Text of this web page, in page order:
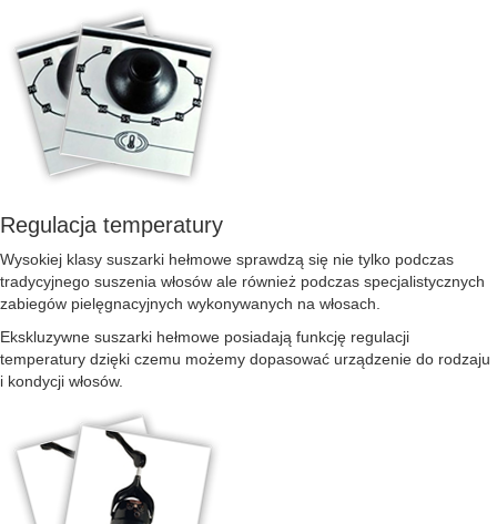
Regulacja temperatury
Wysokiej klasy suszarki hełmowe sprawdzą się nie tylko podczas
tradycyjnego suszenia włosów ale również podczas specjalistycznych
zabiegów pielęgnacyjnych wykonywanych na włosach.
Ekskluzywne suszarki hełmowe posiadają funkcję regulacji
temperatury dzięki czemu możemy dopasować urządzenie do rodzaju
i kondycji włosów.